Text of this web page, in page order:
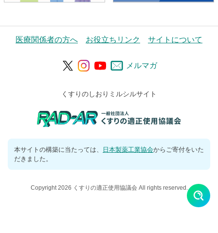
医療関係者の方へ お役立ちリンク サイトについて
メルマガ
くすりのしおりミルシルサイト
本サイトの構築に当たっては、 日本製薬工業協会からご寄付をいた
だきました。
Copyright 2026 くすりの適正使用協議会 All rights reserved.